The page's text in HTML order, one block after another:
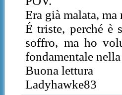
Era già malata,
É triste, perché è
soffro, ma ho
fondamentale
Buona lettura
Ladyhawke83